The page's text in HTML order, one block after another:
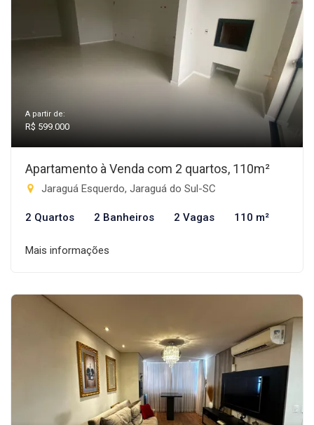
A partir de:
R$ 599.000
Apartamento à Venda com 2 quartos, 110m²
Jaraguá Esquerdo, Jaraguá do Sul-SC
2 Quartos 2 Banheiros 2 Vagas 110 m²
Mais informações